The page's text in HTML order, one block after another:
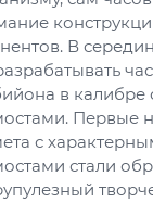
В
в калибре
Первые
с
стали